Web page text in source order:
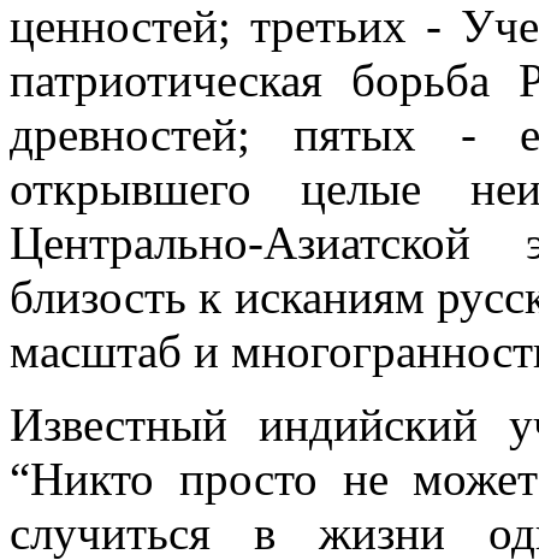
ценностей; третьих -
патриотическая борьба
древностей; пятых -
открывшего целые
Центрально-
близость к исканиям
масштаб и
Известный индийский
“Никто просто не
случиться в жизни